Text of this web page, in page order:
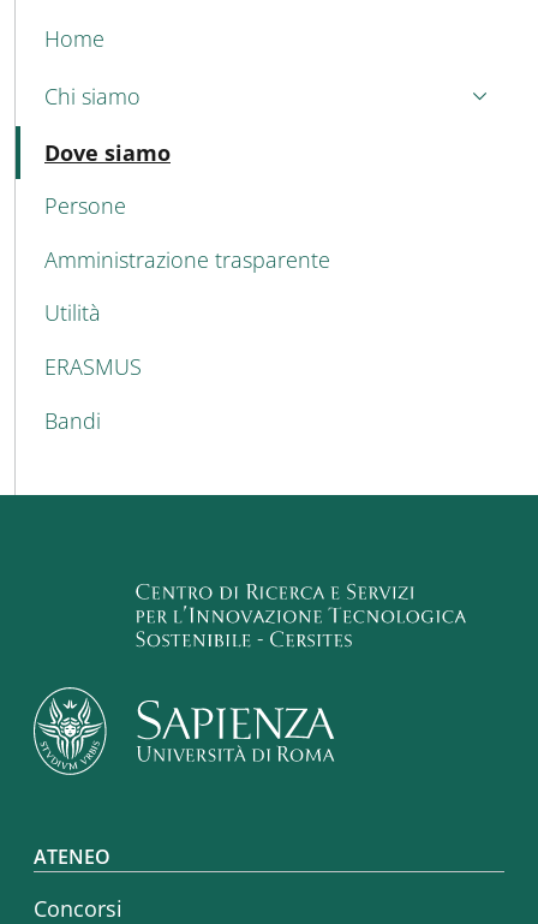
MAIN NAVIGATION
Home
Chi siamo
Dove siamo
Persone
Amministrazione trasparente
Utilità
ERASMUS
Bandi
Footer menu
ATENEO
Concorsi